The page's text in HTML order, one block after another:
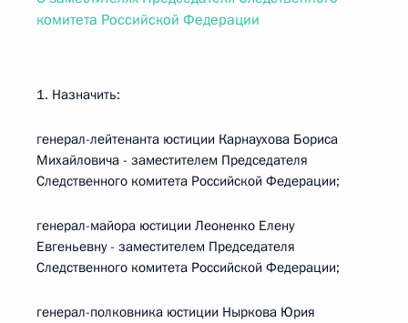
комитета Российской Федерации
1. Назначить:
генерал-лейтенанта юстиции Карнаухова Бориса
Михайловича - заместителем Председателя
Следственного комитета Российской Федерации;
генерал-майора юстиции Леоненко Елену
Евгеньевну - заместителем Председателя
Следственного комитета Российской Федерации;
генерал-полковника юстиции Ныркова Юрия